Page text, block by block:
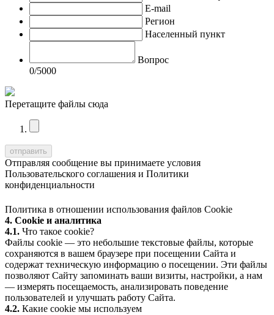
E-mail
Регион
Населенный пункт
Вопрос
0/5000
Перетащите файлы сюда
Отправляя сообщение вы принимаете условия
Пользовательского соглашения и Политики
конфиденциальности
Политика в отношении использования файлов Cookie
4. Cookie и аналитика
4.1. Что такое cookie?
Файлы cookie — это небольшие текстовые файлы, которые
сохраняются в вашем браузере при посещении Сайта и
содержат техническую информацию о посещении. Эти файлы
позволяют Сайту запоминать ваши визиты, настройки, а нам
— измерять посещаемость, анализировать поведение
пользователей и улучшать работу Сайта.
4.2. Какие cookie мы используем